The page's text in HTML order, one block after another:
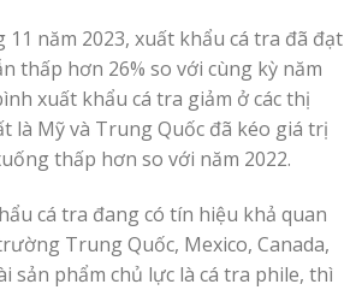
năm 2023, xuất khẩu cá tra đã đạt
thấp hơn 26% so với cùng kỳ năm
xuất khẩu cá tra giảm ở các thị
là Mỹ và Trung Quốc đã kéo giá trị
thấp hơn so với năm 2022.
cá tra đang có tín hiệu khả quan
Trung Quốc, Mexico, Canada,
sản phẩm chủ lực là cá tra phile, thì